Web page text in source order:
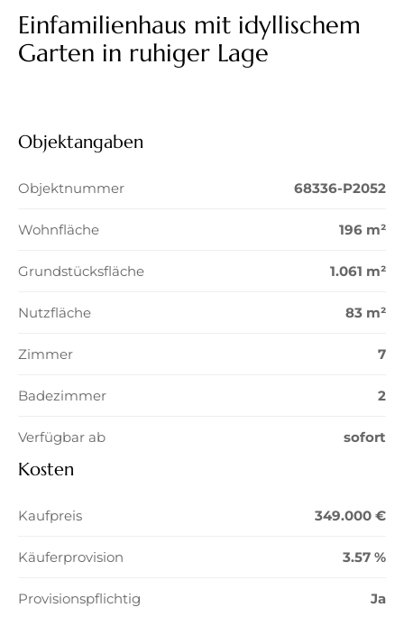
Einfamilienhaus mit idyllischem
Garten in ruhiger Lage
Objektangaben
Objektnummer 68336-P2052
Wohnfläche 196 m²
Grundstücksfläche 1.061 m²
Nutzfläche 83 m²
Zimmer 7
Badezimmer 2
Verfügbar ab sofort
Kosten
Kaufpreis 349.000 €
Käuferprovision 3.57 %
Provisionspflichtig Ja